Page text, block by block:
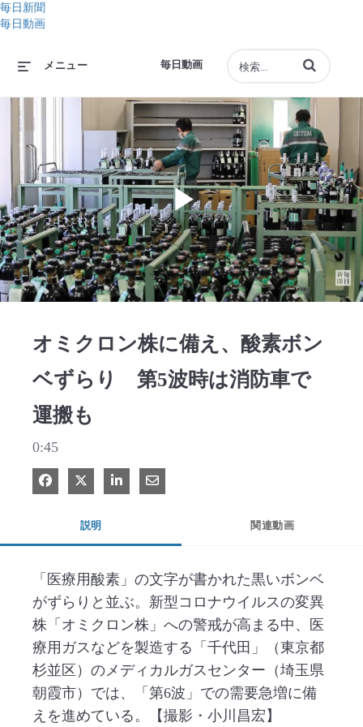
毎日新聞
毎日動画
毎日動画
メニュー 動画の検索語句
Play
オミクロン株に備え、酸素ボン
ベずらり 第5波時は消防車で
運搬も
0:45
Facebook で共有
Xで共有する
LinkedIn で共有
電子メールで共有
説明 関連動画
「医療用酸素」の文字が書かれた黒いボンベ
がずらりと並ぶ。新型コロナウイルスの変異
株「オミクロン株」への警戒が高まる中、医
療用ガスなどを製造する「千代田」（東京都
杉並区）のメディカルガスセンター（埼玉県
朝霞市）では、「第6波」での需要急増に備